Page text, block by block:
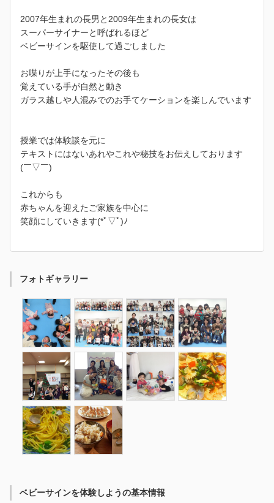
2007年生まれの長男と2009年生まれの長女は
スーパーサイナーと呼ばれるほど
ベビーサインを駆使して過ごしました
お喋りが上手になったその後も
覚えている手が自然と動き
ガラス越しや人混みでのお手てケーションを楽しんでいます
授業では体験談を元に
テキストにはないあれやこれや秘技をお伝えしております
(￣▽￣)
これからも
赤ちゃんを迎えたご家族を中心に
笑顔にしていきます(*ﾟ▽ﾟ)ﾉ
フォトギャラリー
ベビーサインを体験しようの基本情報